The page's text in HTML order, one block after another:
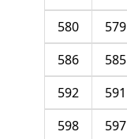
579
580
585
586
591
592
597
598